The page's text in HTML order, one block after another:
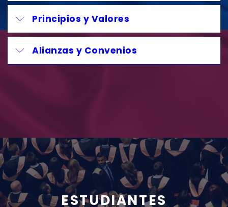
Principios y Valores
Alianzas y Convenios
ESTUDIANTES